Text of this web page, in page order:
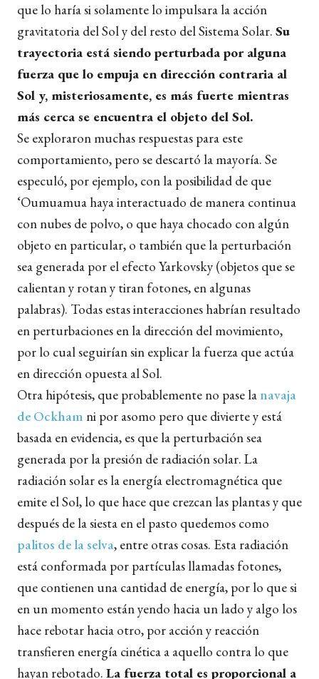
que lo haría si solamente lo impulsara la acción
gravitatoria del Sol y del resto del Sistema Solar. Su
trayectoria está siendo perturbada por alguna
fuerza que lo empuja en dirección contraria al
Sol y, misteriosamente, es más fuerte mientras
más cerca se encuentra el objeto del Sol.
Se exploraron muchas respuestas para este
comportamiento, pero se descartó la mayoría. Se
especuló, por ejemplo, con la posibilidad de que
‘Oumuamua haya interactuado de manera continua
con nubes de polvo, o que haya chocado con algún
objeto en particular, o también que la perturbación
sea generada por el efecto Yarkovsky (objetos que se
calientan y rotan y tiran fotones, en algunas
palabras). Todas estas interacciones habrían resultado
en perturbaciones en la dirección del movimiento,
por lo cual seguirían sin explicar la fuerza que actúa
en dirección opuesta al Sol.
Otra hipótesis, que probablemente no pase la navaja
de Ockham ni por asomo pero que divierte y está
basada en evidencia, es que la perturbación sea
generada por la presión de radiación solar. La
radiación solar es la energía electromagnética que
emite el Sol, lo que hace que crezcan las plantas y que
después de la siesta en el pasto quedemos como
palitos de la selva, entre otras cosas. Esta radiación
está conformada por partículas llamadas fotones,
que contienen una cantidad de energía, por lo que si
en un momento están yendo hacia un lado y algo los
hace rebotar hacia otro, por acción y reacción
transfieren energía cinética a aquello contra lo que
hayan rebotado. La fuerza total es proporcional a